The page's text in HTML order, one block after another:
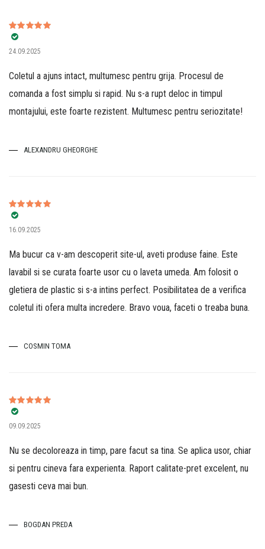
Evaluat la
din 5
24.09.2025
Coletul a ajuns intact, multumesc pentru grija. Procesul de
comanda a fost simplu si rapid. Nu s-a rupt deloc in timpul
montajului, este foarte rezistent. Multumesc pentru seriozitate!
ALEXANDRU GHEORGHE
Evaluat la
din 5
16.09.2025
Ma bucur ca v-am descoperit site-ul, aveti produse faine. Este
lavabil si se curata foarte usor cu o laveta umeda. Am folosit o
gletiera de plastic si s-a intins perfect. Posibilitatea de a verifica
coletul iti ofera multa incredere. Bravo voua, faceti o treaba buna.
COSMIN TOMA
Evaluat la
din 5
09.09.2025
Nu se decoloreaza in timp, pare facut sa tina. Se aplica usor, chiar
si pentru cineva fara experienta. Raport calitate-pret excelent, nu
gasesti ceva mai bun.
BOGDAN PREDA